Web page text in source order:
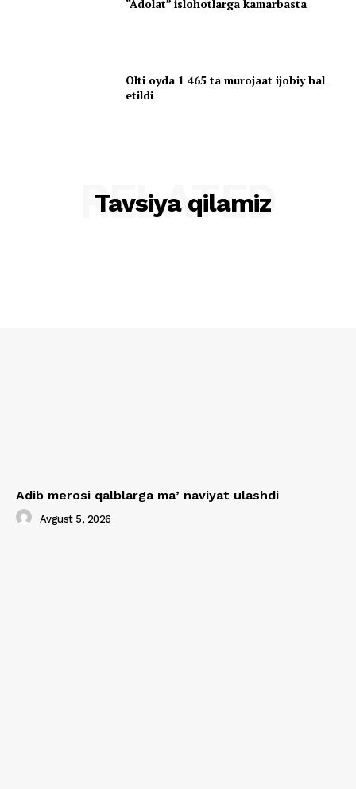
“Adolat” islohotlarga kamarbasta
Olti oyda 1 465 ta murojaat ijobiy hal
etildi
Tavsiya qilamiz
RELATED
Adib merosi qalblarga maʼnaviyat ulashdi
Avgust 5, 2026